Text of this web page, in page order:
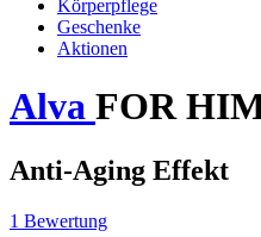
Körperpflege
Geschenke
Aktionen
Alva FOR
Anti-Aging Effekt
1 Bewertung